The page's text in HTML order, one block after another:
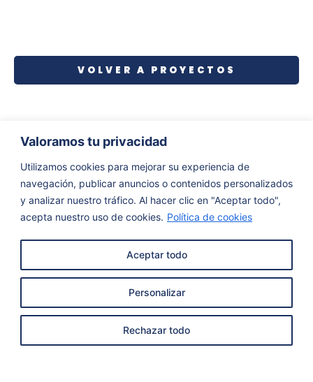
Valoramos tu privacidad
Utilizamos cookies para mejorar su experiencia de
navegación, publicar anuncios o contenidos personalizados
y analizar nuestro tráfico. Al hacer clic en "Aceptar todo",
acepta nuestro uso de cookies. Política de cookies
Personalizar
Rechazar todo
Aceptar todo
VOLVER A PROYECTOS